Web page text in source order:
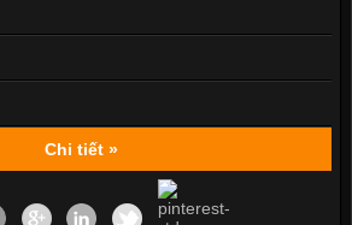
Chi tiết »